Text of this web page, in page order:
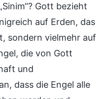
Gott bezieht
auf Erden, das
sondern vielmehr auf
die von Gott
und
dass die Engel alle